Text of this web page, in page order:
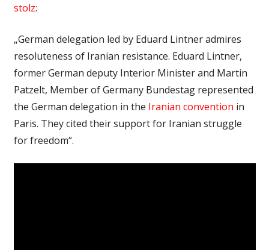
stolz:
„German delegation led by Eduard Lintner admires
resoluteness of Iranian resistance. Eduard Lintner,
former German deputy Interior Minister and Martin
Patzelt, Member of Germany Bundestag represented
the German delegation in the Iranian convention in
Paris. They cited their support for Iranian struggle
for freedom“.